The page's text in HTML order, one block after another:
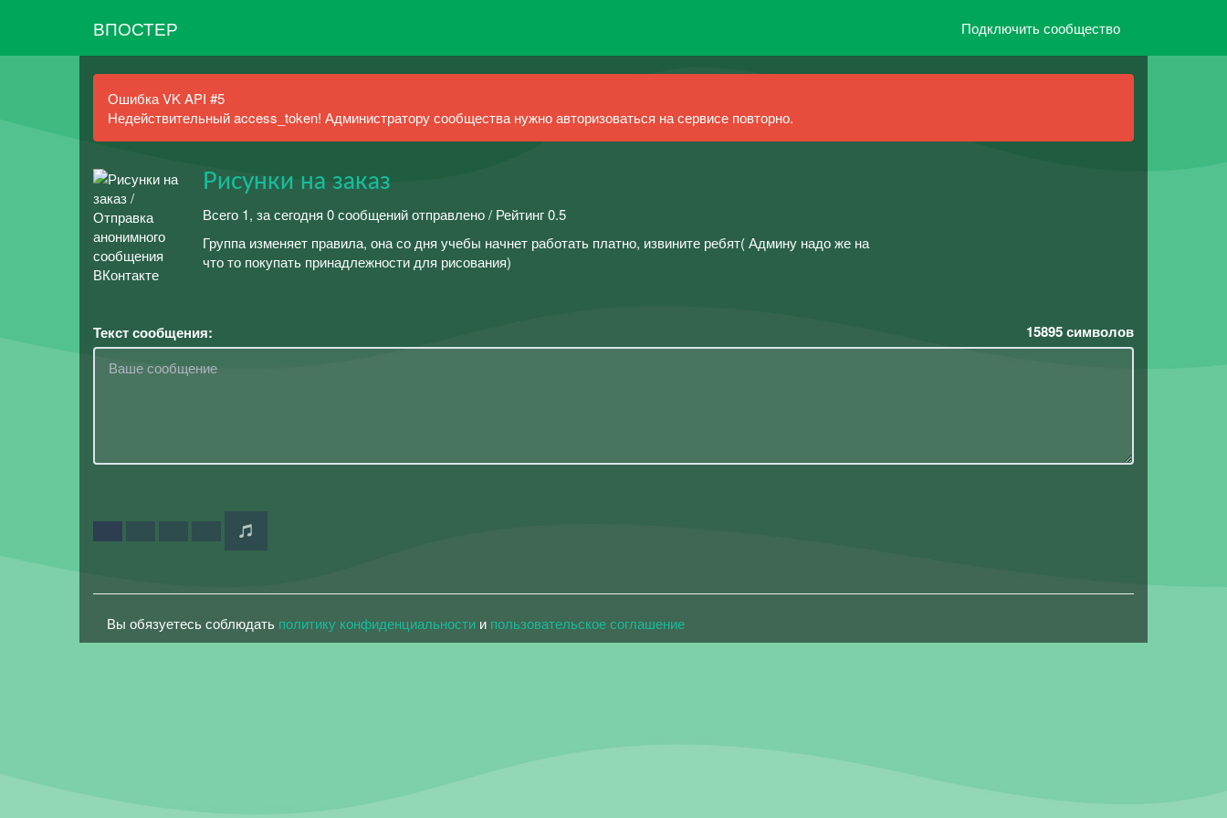
ВПОСТЕР Подключить сообщество
Ошибка VK API #5
Недействительный access_token! Администратору сообщества нужно авторизоваться на сервисе повторно.
Рисунки на заказ
Всего 1, за сегодня 0 сообщений отправлено / Рейтинг 0.5
Группа изменяет правила, она со дня учебы начнет работать платно, извините ребят( Админу надо же на
что то покупать принадлежности для рисования)
Текст сообщения: 15895символов
Вы обязуетесь соблюдать политику конфиденциальности и пользовательское соглашение